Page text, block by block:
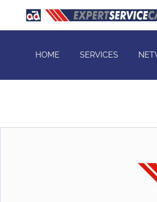
HOME SERVICES